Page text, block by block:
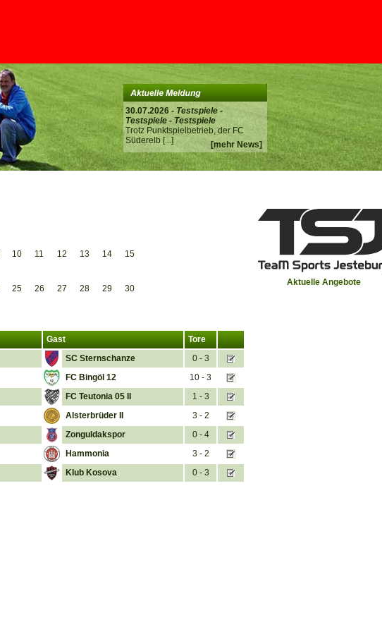
30.07.2026 - Testspiele -
Testspiele - Testspiele
Trotz Punktspielbetrieb, der FC
Süderelb [...] [mehr News]
10 11 12 13 14 15
25 26 27 28 29 30
Gast
Tore
SC Sternschanze
0 - 3
FC Bingöl 12
10 - 3
FC Teutonia 05 II
1 - 3
Alsterbrüder II
3 - 2
Zonguldakspor
0 - 4
Hammonia
3 - 2
Klub Kosova 0 - 3
Aktuelle Angebote